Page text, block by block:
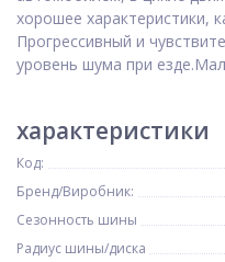
хорошее характеристики,
Прогрессивный и
уровень шума при
характеристики
Код:
Бренд/Виробник:
Сезонность шины
Радиус шины/диска